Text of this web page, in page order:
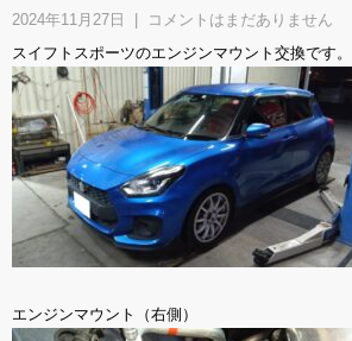
2024年11月27日
コメントはまだありません
スイフトスポーツのエンジンマウント交換です。
エンジンマウント（右側）